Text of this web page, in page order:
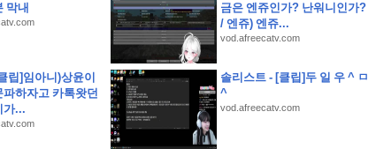
평 2층주택 유찰1회 종로구부암동단독주택 부동산경매 매물건
광하우스토리 14층 유찰1회 남양주별내남광하우스토리아파트 부동산경매 매매
앞에서 시연하다
막내
금은 엔쥬인가? 난워니인가?
/ 엔쥬) 엔쥬...
vod.afreecatv.com
립]임아니)상윤이
파하자고 카톡왓던
가...
솔리스트 - [클립]두 일 우 ^ ㅁ
^
vod.afreecatv.com